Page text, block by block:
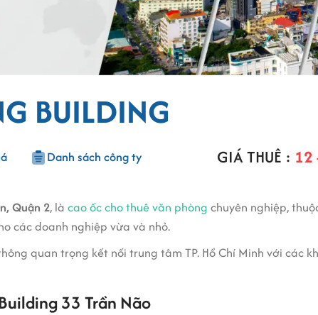
BUILDING
Danh sách công ty GIÁ THUÊ : 12
Quận 2, là cao ốc cho thuê văn phòng chuyên nghiệp,
các doanh nghiệp vừa và nhỏ.
quan trọng kết nối trung tâm TP. Hồ Chí Minh với các
33 Trần Não